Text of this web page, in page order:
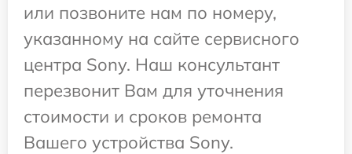
или позвоните нам по номеру,
указанному на сайте сервисного
центра Sony. Наш консультант
перезвонит Вам для уточнения
стоимости и сроков ремонта
Вашего устройства Sony.